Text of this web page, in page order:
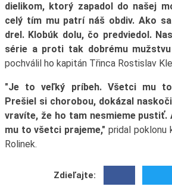
dielikom, ktorý zapadol do našej
celý tím mu patrí náš obdiv. Ako
drel. Klobúk dolu, čo predviedol.
série a proti tak dobrému
pochválil ho kapitán Třinca Rostislav
"Je to veľký príbeh. Všetci mu
Prešiel si chorobou, dokázal
vravíte, že ho tam nesmieme pustiť.
mu to všetci prajeme," pridal poklonu
Rolinek.
Zdieľajte: